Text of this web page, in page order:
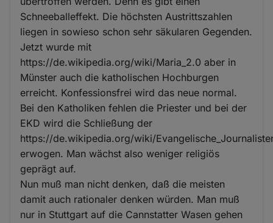
Schneeballeffekt. Die höchsten Austrittszahlen
liegen in sowieso schon sehr säkularen Gegenden.
Jetzt wurde mit
https://de.wikipedia.org/wiki/Maria_2.0 aber in
Münster auch die katholischen Hochburgen
erreicht. Konfessionsfrei wird das neue normal.
Bei den Katholiken fehlen die Priester und bei der
EKD wird die Schließung der
https://de.wikipedia.org/wiki/
erwogen. Man wächst also weniger religiös
geprägt auf.
Nun muß man nicht denken, daß die meisten
damit auch rationaler denken würden. Man muß
nur in Stuttgart auf die Cannstatter Wasen gehen